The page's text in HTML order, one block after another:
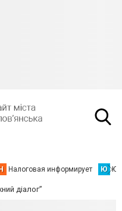
Н Налоговая информирует Ю
діалог”